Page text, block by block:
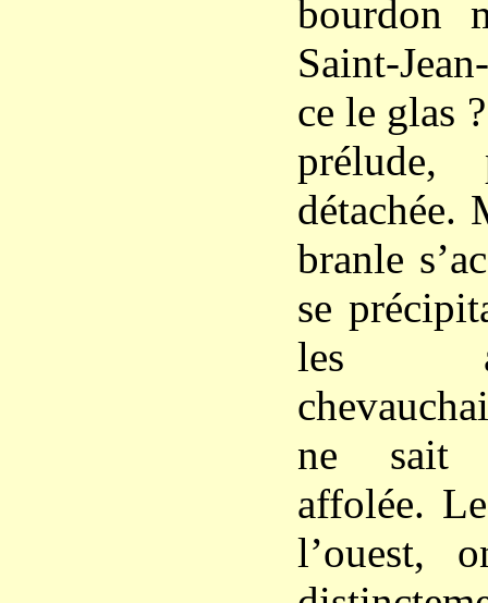
bourdon
Saint-
ce le glas
détachée.
branle
se
les
ne sait
affolée.
l’ouest,